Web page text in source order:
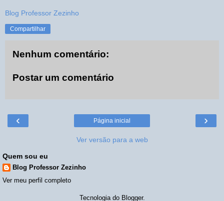
Blog Professor Zezinho
Compartilhar
Nenhum comentário:
Postar um comentário
‹ ›
Página inicial
Ver versão para a web
Quem sou eu
Blog Professor Zezinho
Ver meu perfil completo
Tecnologia do Blogger.